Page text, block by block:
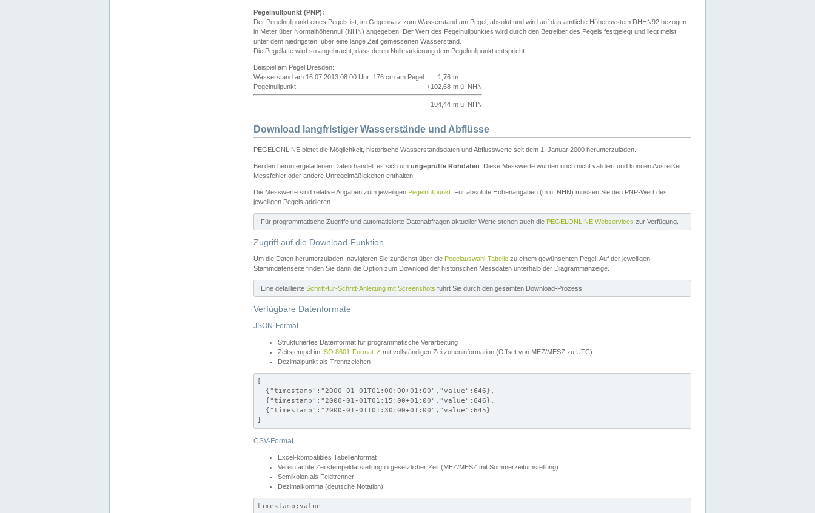
Pegelnullpunkt (PNP):
Der Pegelnullpunkt eines Pegels ist, im Gegensatz zum Wasserstand am Pegel, absolut und wird auf das amtliche Höhensystem DHHN92 bezogen
in Meter über Normalhöhennull (NHN) angegeben. Der Wert des Pegelnullpunktes wird durch den Betreiber des Pegels festgelegt und liegt meist
unter dem niedrigsten, über eine lange Zeit gemessenen Wasserstand.
Die Pegellatte wird so angebracht, dass deren Nullmarkierung dem Pegelnullpunkt entspricht.
Beispiel am Pegel Dresden:
Wasserstand am 16.07.2013 08:00 Uhr: 176 cm am Pegel
1,76 m
Pegelnullpunkt
+102,68 m ü. NHN
=104,44 m ü. NHN
Download langfristiger Wasserstände und Abflüsse
PEGELONLINE bietet die Möglichkeit, historische Wasserstandsdaten und Abflusswerte seit dem 1. Januar 2000 herunterzuladen.
Bei den heruntergeladenen Daten handelt es sich um ungeprüfte Rohdaten . Diese Messwerte wurden noch nicht validiert und können Ausreißer,
Messfehler oder andere Unregelmäßigkeiten enthalten.
Die Messwerte sind relative Angaben zum jeweiligen Pegelnullpunkt . Für absolute Höhenangaben (m ü. NHN) müssen Sie den PNP-Wert des
jeweiligen Pegels addieren.
ℹ️ Für programmatische Zugriffe und automatisierte Datenabfragen aktueller Werte stehen auch die PEGELONLINE Webservices zur Verfügung.
Zugriff auf die Download-Funktion
Um die Daten herunterzuladen, navigieren Sie zunächst über die Pegelauswahl-Tabelle zu einem gewünschten Pegel. Auf der jeweiligen
Stammdatenseite finden Sie dann die Option zum Download der historischen Messdaten unterhalb der Diagrammanzeige.
ℹ️ Eine detaillierte Schritt-für-Schritt-Anleitung mit Screenshots führt Sie durch den gesamten Download-Prozess.
Verfügbare Datenformate
JSON-Format
Strukturiertes Datenformat für programmatische Verarbeitung
Zeitstempel im ISO 8601-Format ↗ mit vollständigen Zeitzoneninformation (Offset von MEZ/MESZ zu UTC)
Dezimalpunkt als Trennzeichen
[
  {"timestamp":"2000-01-01T01:00:00+01:00","value":646},
  {"timestamp":"2000-01-01T01:15:00+01:00","value":646},
  {"timestamp":"2000-01-01T01:30:00+01:00","value":645}
]
CSV-Format
Excel-kompatibles Tabellenformat
Vereinfachte Zeitstempeldarstellung in gesetzlicher Zeit (MEZ/MESZ mit Sommerzeitumstellung)
Semikolon als Feldtrenner
Dezimalkomma (deutsche Notation)
timestamp;value